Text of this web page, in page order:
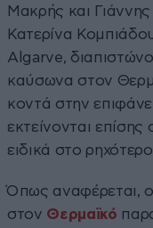
Μακρής και
Κατερίνα
Algarve,
καύσωνα στον
κοντά στην
εκτείνονται
ειδικά στο
Όπως αναφέρεται,
στον Θερμαϊκό